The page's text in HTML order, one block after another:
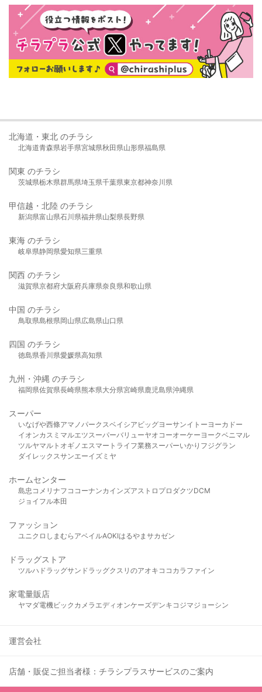
北海道・東北 のチラシ
北海道青森県岩手県宮城県秋田県山形県福島県
関東 のチラシ
茨城県栃木県群馬県埼玉県千葉県東京都神奈川県
甲信越・北陸 のチラシ
新潟県富山県石川県福井県山梨県長野県
東海 のチラシ
岐阜県静岡県愛知県三重県
関西 のチラシ
滋賀県京都府大阪府兵庫県奈良県和歌山県
中国 のチラシ
鳥取県島根県岡山県広島県山口県
四国 のチラシ
徳島県香川県愛媛県高知県
九州・沖縄 のチラシ
福岡県佐賀県長崎県熊本県大分県宮崎県鹿児島県沖縄県
スーパー
いなげや西條アマノパークスベイシア ビッグヨーサンイトーヨーカドー
イオンカスミ マルエツスーパーバリューヤオコーオーケー ヨークベニマル
ツルヤマルト オギノ エスマート ライフ業務スーパーいかり フジグラン
ダイレックスサンエーイズミヤ
ホームセンター
島忠 コメリ ナフコ コーナンカインズアストロプロダクツDCM
ジョイフル本田
ファッション
ユニクロ しまむら アベイルAOKIはるやま サカゼン
ドラッグストア
ツルハドラッグサンドラッグクスリのアオキ ココカラファイン
家電量販店
ヤマダ電機ビックカメラ エディオンケーズデンキ コジマジョーシン
運営会社
店舗・販促ご担当者様：チラシプラスサービスのご案内